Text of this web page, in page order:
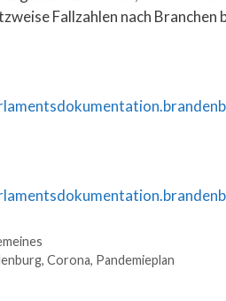
Fallzahlen nach
, Corona, Pandemieplan